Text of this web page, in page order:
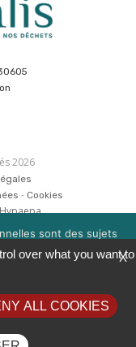
2026
Cookies
sont des sujets
politique de
utilisons des cookies
sur la boite en bas à
X
over what you want to
ALL COOKIES